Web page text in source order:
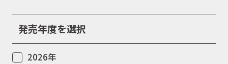
発売年度を選択
2026年